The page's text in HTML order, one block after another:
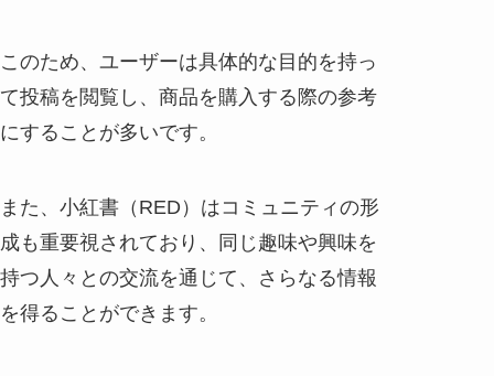
このため、ユーザーは具体的な目的を持っ
て投稿を閲覧し、商品を購入する際の参考
にすることが多いです。
また、小紅書（RED）はコミュニティの形
成も重要視されており、同じ趣味や興味を
持つ人々との交流を通じて、さらなる情報
を得ることができます。